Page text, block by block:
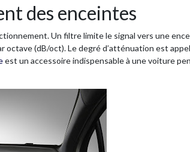
des enceintes
Un filtre limite le signal vers une
(dB/oct). Le degré d’atténuation est
est un accessoire indispensable à une voiture